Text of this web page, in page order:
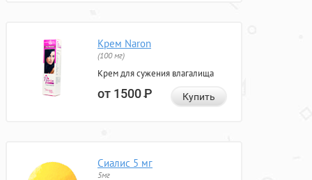
Крем Naron
(100 мг)
Крем для сужения влагалища
от 1500Р Купить
Сиалис 5 мг
5мг